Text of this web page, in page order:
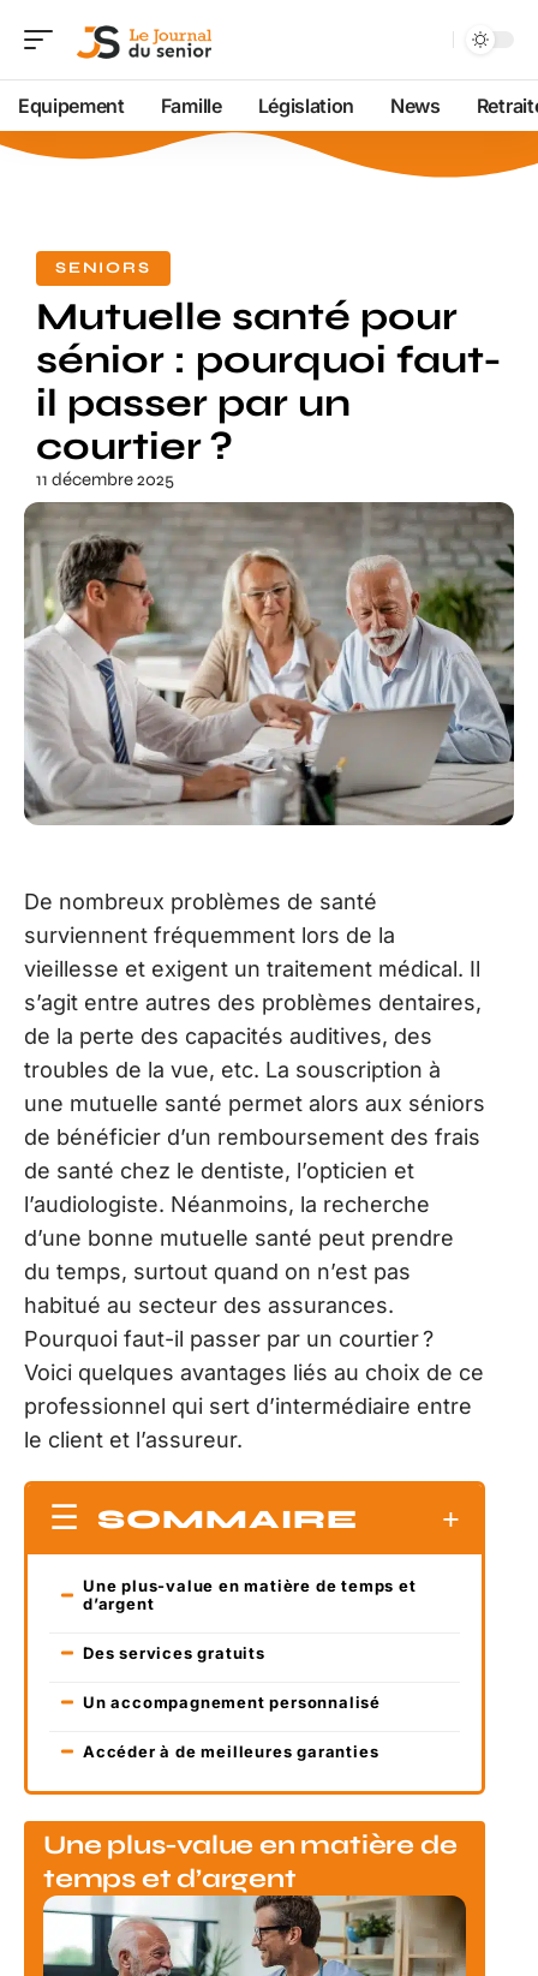
Equipement Famille Législation News
SENIORS
Mutuelle santé pour
sénior : pourquoi faut-
il passer par un
courtier ?
11 décembre 2025
De nombreux problèmes de santé
surviennent fréquemment lors de la
vieillesse et exigent un traitement médical. Il
s’agit entre autres des problèmes dentaires,
de la perte des capacités auditives, des
troubles de la vue, etc. La souscription à
une mutuelle santé permet alors aux séniors
de bénéficier d’un remboursement des frais
de santé chez le dentiste, l’opticien et
l’audiologiste. Néanmoins, la recherche
d’une bonne mutuelle santé peut prendre
du temps, surtout quand on n’est pas
habitué au secteur des assurances.
Pourquoi faut-il passer par un courtier ?
Voici quelques avantages liés au choix de ce
professionnel qui sert d’intermédiaire entre
le client et l’assureur.
SOMMAIRE
Une plus-value en matière de temps et
d’argent
Des services gratuits
Un accompagnement personnalisé
Accéder à de meilleures garanties
Une plus-value en matière de
temps et d’argent